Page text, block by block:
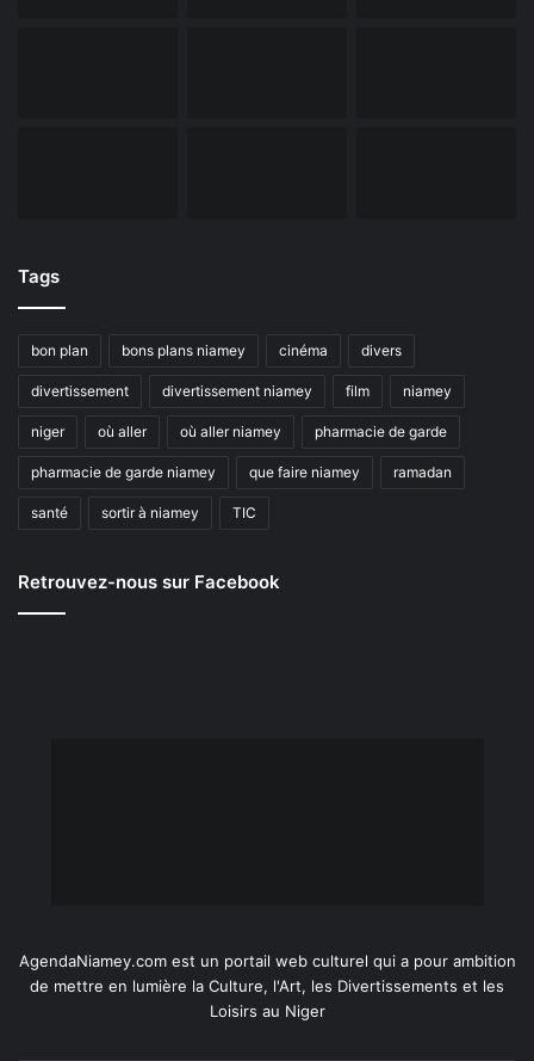
Tags
bon plan bons plans niamey cinéma divers
divertissement divertissement niamey film niamey
niger où aller où aller niamey pharmacie de garde
pharmacie de garde niamey que faire niamey ramadan
santé sortir à niamey TIC
Retrouvez-nous sur Facebook
AgendaNiamey.com est un portail web culturel qui a pour ambition
de mettre en lumière la Culture, l'Art, les Divertissements et les
Loisirs au Niger